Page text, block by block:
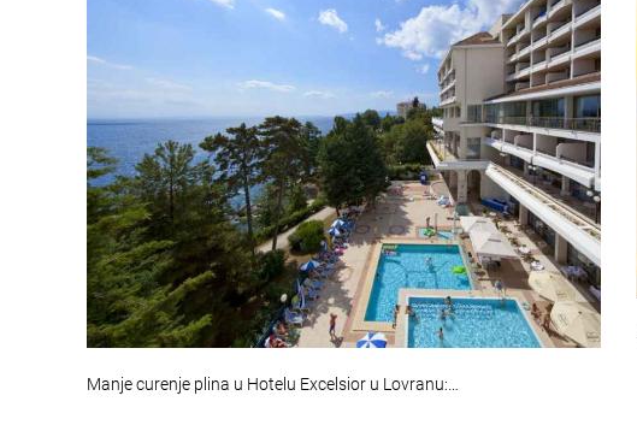
Manje curenje plina u Hotelu Excelsior u Lovranu:…